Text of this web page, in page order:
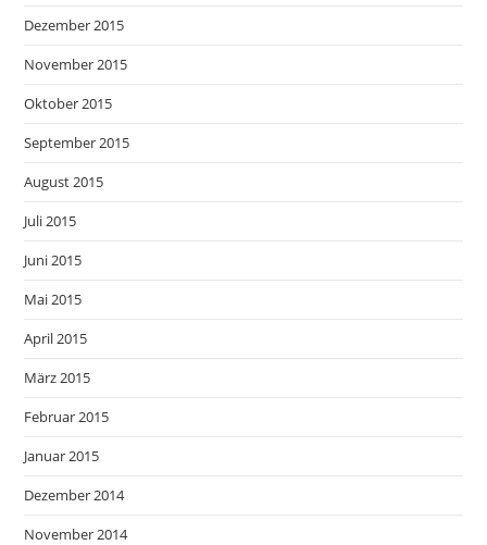
Dezember 2015
November 2015
Oktober 2015
September 2015
August 2015
Juli 2015
Juni 2015
Mai 2015
April 2015
März 2015
Februar 2015
Januar 2015
Dezember 2014
November 2014